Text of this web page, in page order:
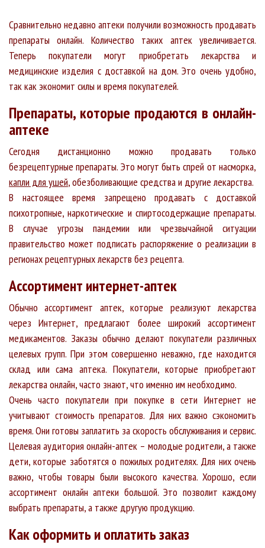
Сравнительно недавно аптеки получили возможность продавать
препараты онлайн. Количество таких аптек увеличивается.
Теперь покупатели могут приобретать лекарства и
медицинские изделия с доставкой на дом. Это очень удобно,
так как экономит силы и время покупателей.
Препараты, которые продаются в онлайн-
аптеке
Сегодня дистанционно можно продавать только
безрецептурные препараты. Это могут быть спрей от насморка,
капли для ушей, обезболивающие средства и другие лекарства.
В настоящее время запрещено продавать с доставкой
психотропные, наркотические и спиртосодержащие препараты.
В случае угрозы пандемии или чрезвычайной ситуации
правительство может подписать распоряжение о реализации в
регионах рецептурных лекарств без рецепта.
Ассортимент интернет-аптек
Обычно ассортимент аптек, которые реализуют лекарства
через Интернет, предлагают более широкий ассортимент
медикаментов. Заказы обычно делают покупатели различных
целевых групп. При этом совершенно неважно, где находится
склад или сама аптека. Покупатели, которые приобретают
лекарства онлайн, часто знают, что именно им необходимо.
Очень часто покупатели при покупке в сети Интернет не
учитывают стоимость препаратов. Для них важно сэкономить
время. Они готовы заплатить за скорость обслуживания и сервис.
Целевая аудитория онлайн-аптек – молодые родители, а также
дети, которые заботятся о пожилых родителях. Для них очень
важно, чтобы товары были высокого качества. Хорошо, если
ассортимент онлайн аптеки большой. Это позволит каждому
выбрать препараты, а также другую продукцию.
Как оформить и оплатить заказ